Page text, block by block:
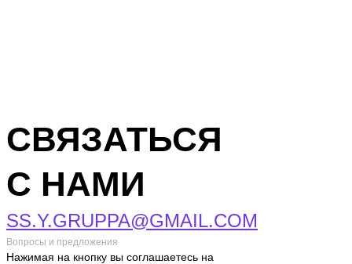
СВЯЗАТЬСЯ
С НАМИ
SS.Y.GRUPPA@GMAIL.COM
Вопросы и предложения
Нажимая на кнопку вы соглашаетесь на